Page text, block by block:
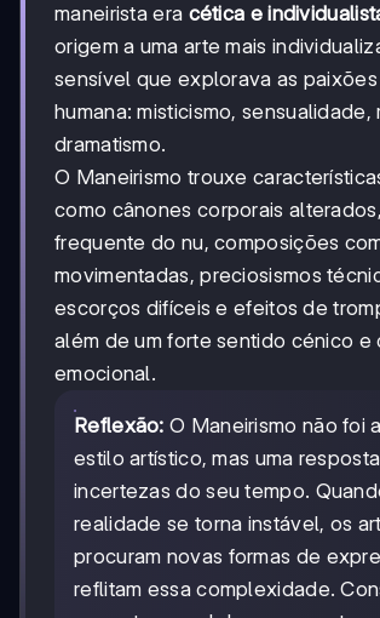
maneirista era cética e
origem a uma arte mais
sensível que explorava as
humana: misticismo, sensualidade,
dramatismo.
O Maneirismo trouxe
como cânones corporais
frequente do nu, composições
movimentadas, preciosismos
escorços difíceis e efeitos de
além de um forte sentido cénico e
emocional.
Reflexão: O Maneirismo não foi
estilo artístico, mas uma
incertezas do seu tempo.
realidade se torna instável, os
procuram novas formas de
reflitam essa complexidade.